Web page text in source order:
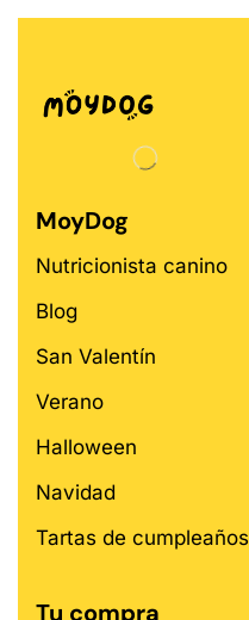
MoyDog
Nutricionista canino
Blog
San Valentín
Verano
Halloween
Navidad
Tartas de cumpleaños
Tu compra